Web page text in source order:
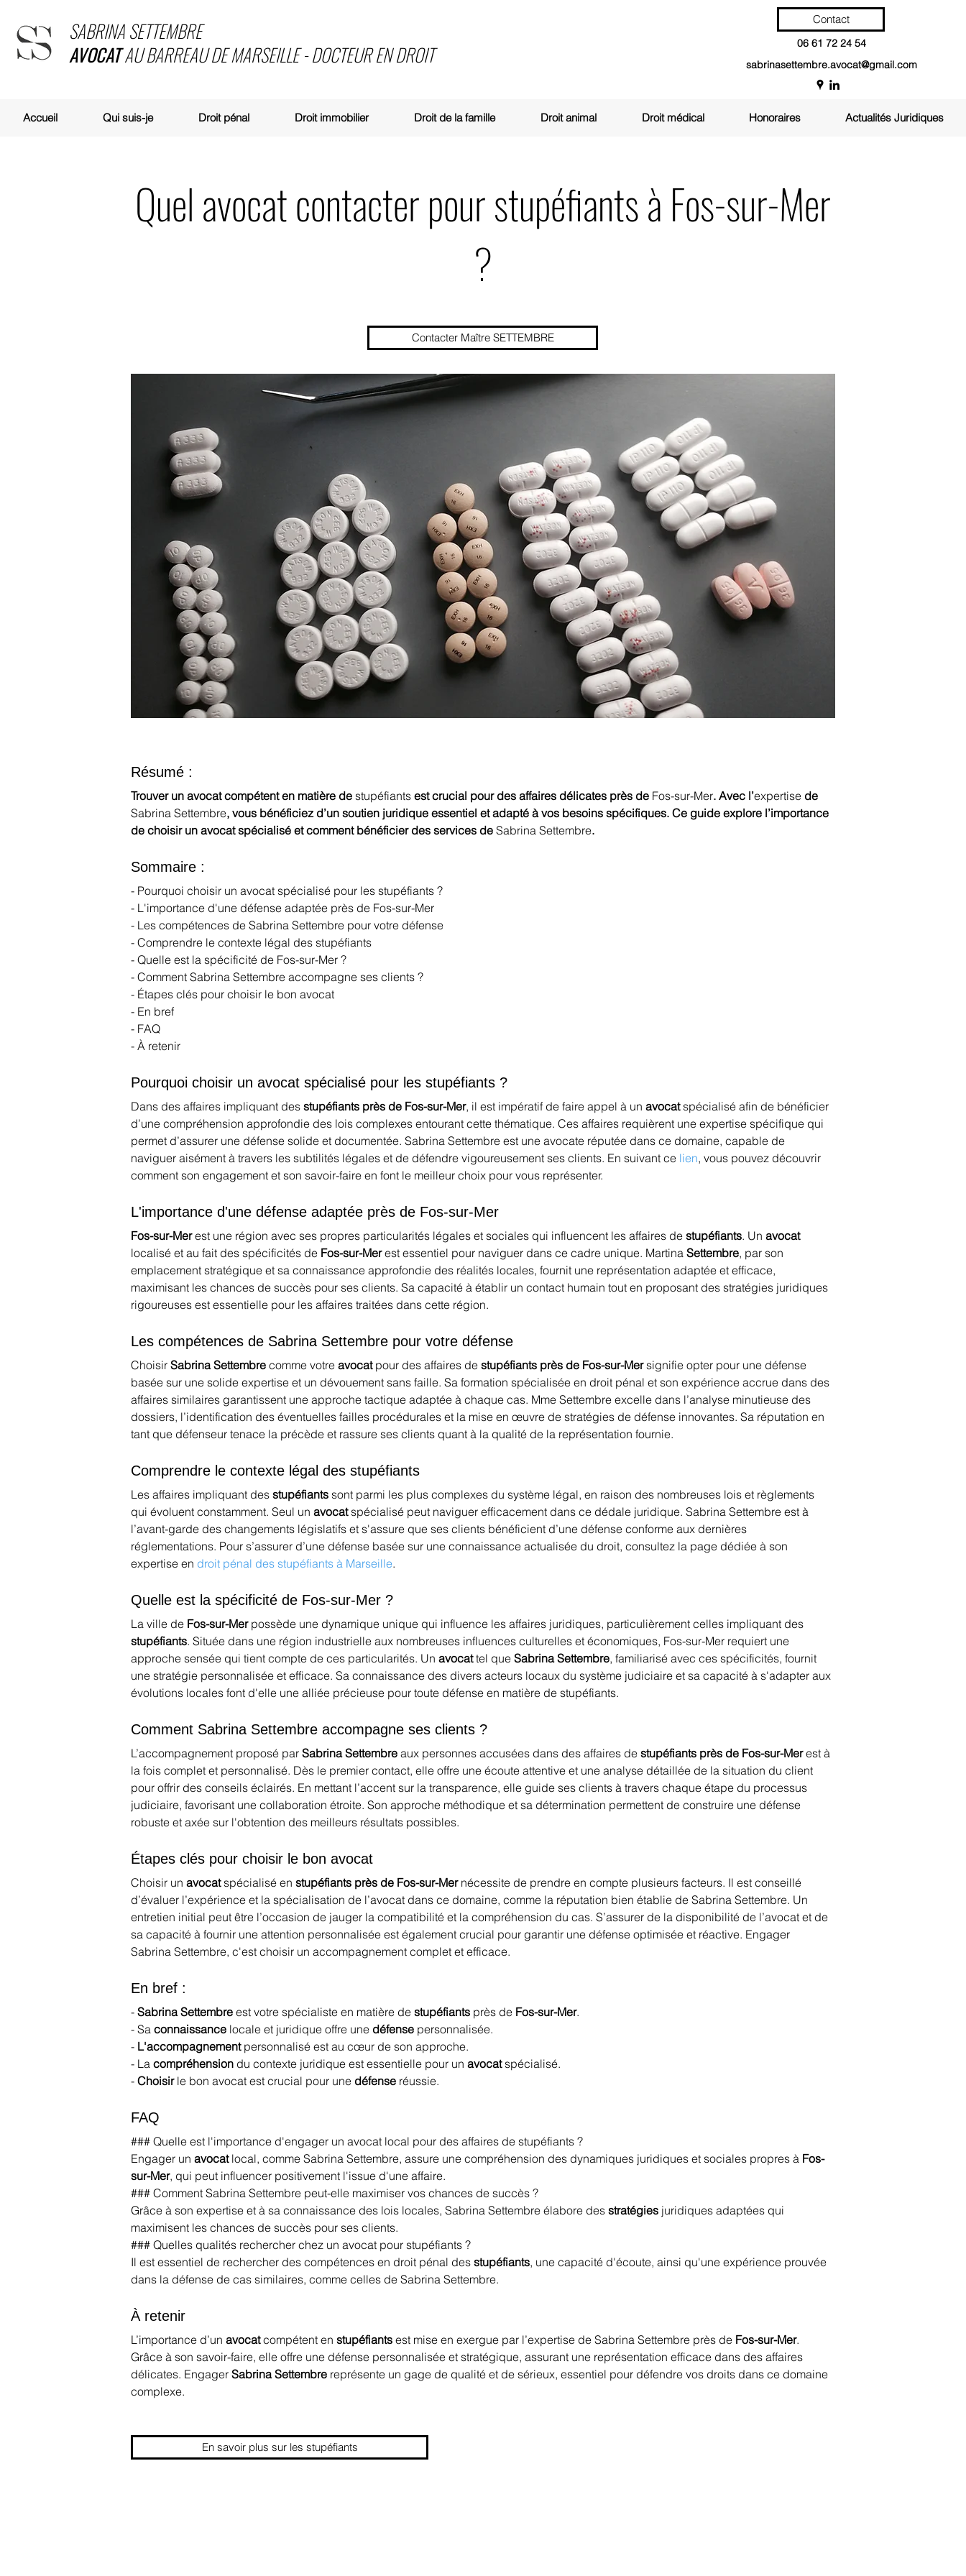
SABRINA SETTEMBRE
AVOCATAU BARREAU DE MARSEILLE - DOCTEUR EN DROIT
Contact
06 61 72 24 54
sabrinasettembre.avocat@gmail.com
Accueil Qui suis-je Droit pénal Droit immobilier Droit de la famille Droit animal Droit médical Honoraires Actualités Juridiques
Quel avocat contacter pour stupéfiants à Fos-sur-Mer
?
Contacter Maître SETTEMBRE
Résumé :
Trouver un avocat compétent en matière de stupéfiants est crucial pour des affaires délicates près de Fos-sur-Mer. Avec l’expertise de
Sabrina Settembre, vous bénéficiez d’un soutien juridique essentiel et adapté à vos besoins spécifiques. Ce guide explore l’importance
de choisir un avocat spécialisé et comment bénéficier des services de Sabrina Settembre.
Sommaire :
- Pourquoi choisir un avocat spécialisé pour les stupéfiants ?
- L'importance d'une défense adaptée près de Fos-sur-Mer
- Les compétences de Sabrina Settembre pour votre défense
- Comprendre le contexte légal des stupéfiants
- Quelle est la spécificité de Fos-sur-Mer ?
- Comment Sabrina Settembre accompagne ses clients ?
- Étapes clés pour choisir le bon avocat
- En bref
- FAQ
- À retenir
Pourquoi choisir un avocat spécialisé pour les stupéfiants ?
Dans des affaires impliquant des stupéfiants près de Fos-sur-Mer, il est impératif de faire appel à un avocat spécialisé afin de bénéficier
d’une compréhension approfondie des lois complexes entourant cette thématique. Ces affaires requièrent une expertise spécifique qui
permet d’assurer une défense solide et documentée. Sabrina Settembre est une avocate réputée dans ce domaine, capable de
naviguer aisément à travers les subtilités légales et de défendre vigoureusement ses clients. En suivant ce lien, vous pouvez découvrir
comment son engagement et son savoir-faire en font le meilleur choix pour vous représenter.
L'importance d'une défense adaptée près de Fos-sur-Mer
Fos-sur-Mer est une région avec ses propres particularités légales et sociales qui influencent les affaires de stupéfiants. Un avocat
localisé et au fait des spécificités de Fos-sur-Mer est essentiel pour naviguer dans ce cadre unique. Martina Settembre, par son
emplacement stratégique et sa connaissance approfondie des réalités locales, fournit une représentation adaptée et efficace,
maximisant les chances de succès pour ses clients. Sa capacité à établir un contact humain tout en proposant des stratégies juridiques
rigoureuses est essentielle pour les affaires traitées dans cette région.
Les compétences de Sabrina Settembre pour votre défense
Choisir Sabrina Settembre comme votre avocat pour des affaires de stupéfiants près de Fos-sur-Mer signifie opter pour une défense
basée sur une solide expertise et un dévouement sans faille. Sa formation spécialisée en droit pénal et son expérience accrue dans des
affaires similaires garantissent une approche tactique adaptée à chaque cas. Mme Settembre excelle dans l’analyse minutieuse des
dossiers, l’identification des éventuelles failles procédurales et la mise en œuvre de stratégies de défense innovantes. Sa réputation en
tant que défenseur tenace la précède et rassure ses clients quant à la qualité de la représentation fournie.
Comprendre le contexte légal des stupéfiants
Les affaires impliquant des stupéfiants sont parmi les plus complexes du système légal, en raison des nombreuses lois et règlements
qui évoluent constamment. Seul un avocat spécialisé peut naviguer efficacement dans ce dédale juridique. Sabrina Settembre est à
l’avant-garde des changements législatifs et s'assure que ses clients bénéficient d’une défense conforme aux dernières
réglementations. Pour s’assurer d’une défense basée sur une connaissance actualisée du droit, consultez la page dédiée à son
expertise en droit pénal des stupéfiants à Marseille.
Quelle est la spécificité de Fos-sur-Mer ?
La ville de Fos-sur-Mer possède une dynamique unique qui influence les affaires juridiques, particulièrement celles impliquant des
stupéfiants. Située dans une région industrielle aux nombreuses influences culturelles et économiques, Fos-sur-Mer requiert une
approche sensée qui tient compte de ces particularités. Un avocat tel que Sabrina Settembre, familiarisé avec ces spécificités, fournit
une stratégie personnalisée et efficace. Sa connaissance des divers acteurs locaux du système judiciaire et sa capacité à s'adapter aux
évolutions locales font d'elle une alliée précieuse pour toute défense en matière de stupéfiants.
Comment Sabrina Settembre accompagne ses clients ?
L’accompagnement proposé par Sabrina Settembre aux personnes accusées dans des affaires de stupéfiants près de Fos-sur-Mer est à
la fois complet et personnalisé. Dès le premier contact, elle offre une écoute attentive et une analyse détaillée de la situation du client
pour offrir des conseils éclairés. En mettant l’accent sur la transparence, elle guide ses clients à travers chaque étape du processus
judiciaire, favorisant une collaboration étroite. Son approche méthodique et sa détermination permettent de construire une défense
robuste et axée sur l'obtention des meilleurs résultats possibles.
Étapes clés pour choisir le bon avocat
Choisir un avocat spécialisé en stupéfiants près de Fos-sur-Mer nécessite de prendre en compte plusieurs facteurs. Il est conseillé
d’évaluer l’expérience et la spécialisation de l’avocat dans ce domaine, comme la réputation bien établie de Sabrina Settembre. Un
entretien initial peut être l’occasion de jauger la compatibilité et la compréhension du cas. S’assurer de la disponibilité de l’avocat et de
sa capacité à fournir une attention personnalisée est également crucial pour garantir une défense optimisée et réactive. Engager
Sabrina Settembre, c'est choisir un accompagnement complet et efficace.
En bref :
- Sabrina Settembre est votre spécialiste en matière de stupéfiants près de Fos-sur-Mer.
- Sa connaissance locale et juridique offre une défense personnalisée.
- L'accompagnement personnalisé est au cœur de son approche.
- La compréhension du contexte juridique est essentielle pour un avocat spécialisé.
- Choisir le bon avocat est crucial pour une défense réussie.
FAQ
### Quelle est l'importance d'engager un avocat local pour des affaires de stupéfiants ?
Engager un avocat local, comme Sabrina Settembre, assure une compréhension des dynamiques juridiques et sociales propres à Fos-
sur-Mer, qui peut influencer positivement l'issue d'une affaire.
### Comment Sabrina Settembre peut-elle maximiser vos chances de succès ?
Grâce à son expertise et à sa connaissance des lois locales, Sabrina Settembre élabore des stratégies juridiques adaptées qui
maximisent les chances de succès pour ses clients.
### Quelles qualités rechercher chez un avocat pour stupéfiants ?
Il est essentiel de rechercher des compétences en droit pénal des stupéfiants, une capacité d'écoute, ainsi qu'une expérience prouvée
dans la défense de cas similaires, comme celles de Sabrina Settembre.
À retenir
L’importance d’un avocat compétent en stupéfiants est mise en exergue par l’expertise de Sabrina Settembre près de Fos-sur-Mer.
Grâce à son savoir-faire, elle offre une défense personnalisée et stratégique, assurant une représentation efficace dans des affaires
délicates. Engager Sabrina Settembre représente un gage de qualité et de sérieux, essentiel pour défendre vos droits dans ce domaine
complexe.
En savoir plus sur les stupéfiants